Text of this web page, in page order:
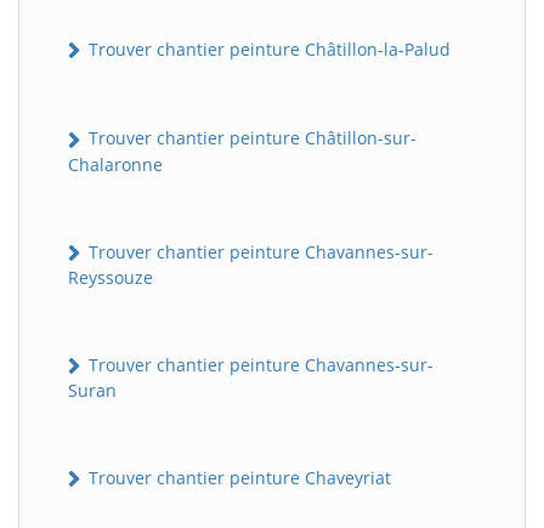
Trouver chantier peinture Châtillon-la-Palud
Trouver chantier peinture Châtillon-sur-
Chalaronne
Trouver chantier peinture Chavannes-sur-
Reyssouze
Trouver chantier peinture Chavannes-sur-
Suran
Trouver chantier peinture Chaveyriat